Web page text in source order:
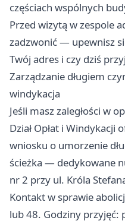
częściach wspólnych
Przed wizytą w zespole
zadzwonić — upewnisz
Twój adres i czy dziś
Zarządzanie długiem
windykacja
Jeśli masz zaległości w
Dział Opłat i Windykacji
wniosku o umorzenie
ścieżka — dedykowane
nr 2 przy ul. Króla
Kontakt w sprawie
lub 48. Godziny przyjęć: